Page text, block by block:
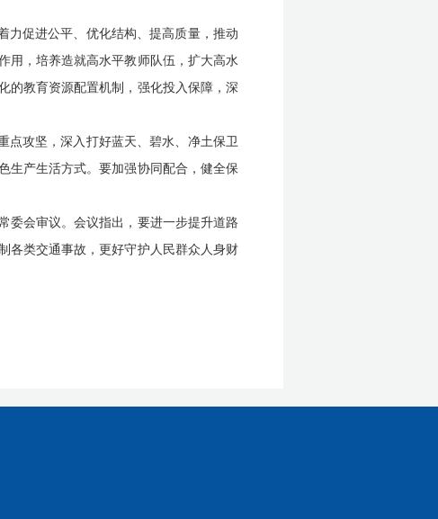
力促进公平、优化结构、提高质量，推动
用，培养造就高水平教师队伍，扩大高水
的教育资源配置机制，强化投入保障，深
点攻坚，深入打好蓝天、碧水、净土保卫
生产生活方式。要加强协同配合，健全保
委会审议。会议指出，要进一步提升道路
各类交通事故，更好守护人民群众人身财